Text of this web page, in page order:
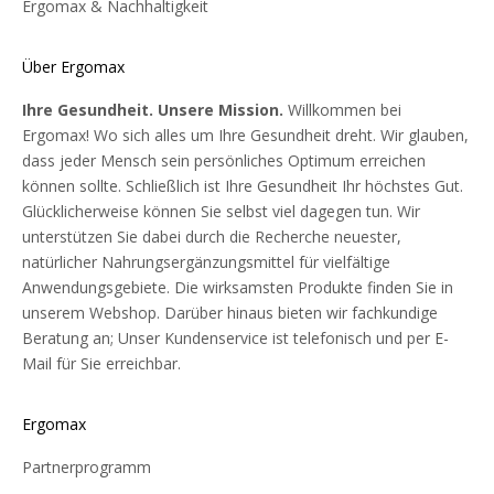
Schilddrüsenhormone genannt. Jod gelangt über die Nahrung
in unser Blut und wird dann aktiv von der Schilddrüse
aufgenommen. Darüber hinaus benötigt die Schilddrüse auch
Tyrosin, eine Aminosäure, die in fast allen eiweißhaltigen
Lebensmitteln enthalten ist.Die Schilddrüse wird von zwei
kleinen Organen in unserem Gehirn gesteuert: dem
Hypothalamus und der Hirnanhangsdrüse. Sie haben eine
ähnliche Funktion wie der Thermostat in unserem
Wohnzimmer. Sie kontrollieren das Blut und veranlassen die
Schilddrüse, mehr Hormone zu produzieren, wenn sie
feststellen, dass zu wenig Schilddrüsenhormone im Blut
vorhanden sind. Umgekehrt bewirken sie auch eine verringerte
auch Schilddrüsenhormone genannt. Jod gelangt über die
aufgenommen. Darüber hinaus benötigt die Schilddrüse auch
Ergomax & Nachhaltigkeit
Über Ergomax
Ihre Gesundheit. Unsere Mission. Willkommen bei
Ergomax! Wo sich alles um Ihre Gesundheit dreht. Wir glauben,
dass jeder Mensch sein persönliches Optimum erreichen
können sollte. Schließlich ist Ihre Gesundheit Ihr höchstes Gut.
Glücklicherweise können Sie selbst viel dagegen tun. Wir
unterstützen Sie dabei durch die Recherche neuester,
natürlicher Nahrungsergänzungsmittel für vielfältige
Anwendungsgebiete. Die wirksamsten Produkte finden Sie in
unserem Webshop. Darüber hinaus bieten wir fachkundige
Beratung an; Unser Kundenservice ist telefonisch und per E-
Mail für Sie erreichbar.
Ergomax
Partnerprogramm